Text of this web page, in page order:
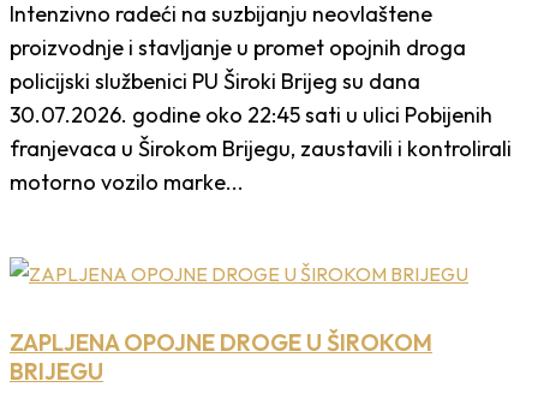
Intenzivno radeći na suzbijanju neovlaštene
proizvodnje i stavljanje u promet opojnih droga
policijski službenici PU Široki Brijeg su dana
30.07.2026. godine oko 22:45 sati u ulici Pobijenih
franjevaca u Širokom Brijegu, zaustavili i kontrolirali
motorno vozilo marke...
ZAPLJENA OPOJNE DROGE U ŠIROKOM
BRIJEGU